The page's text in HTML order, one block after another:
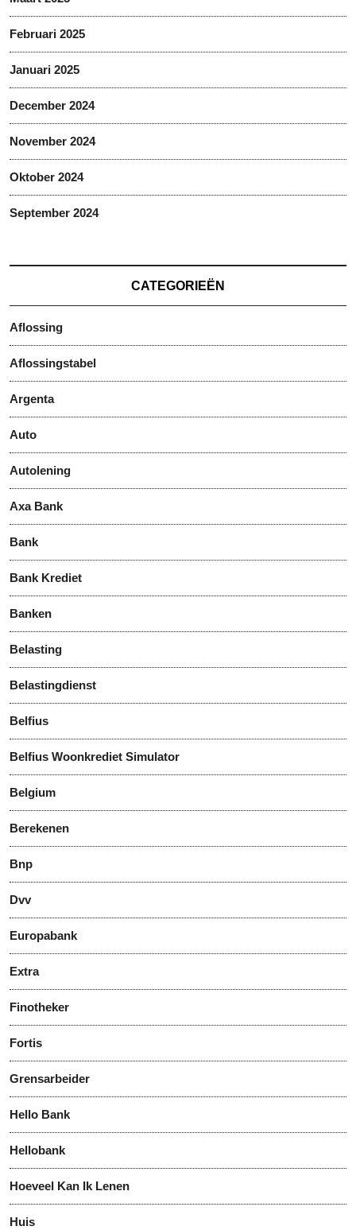
Februari 2025
Januari 2025
December 2024
November 2024
Oktober 2024
September 2024
CATEGORIEËN
Aflossing
Aflossingstabel
Argenta
Auto
Autolening
Axa Bank
Bank
Bank Krediet
Banken
Belasting
Belastingdienst
Belfius
Belfius Woonkrediet Simulator
Belgium
Berekenen
Bnp
Dvv
Europabank
Extra
Finotheker
Fortis
Grensarbeider
Hello Bank
Hellobank
Hoeveel Kan Ik Lenen
Huis